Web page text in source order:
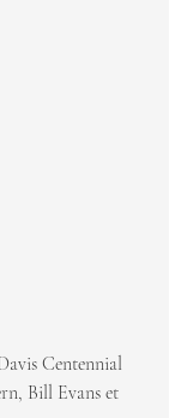
Centennial
Bill Evans et